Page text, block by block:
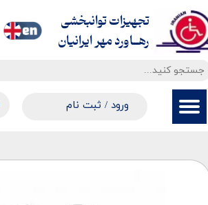
ورود / ثبت نام
حساب کاربری من
سفارشات
خروج از حساب کاربری
تجهیزات توانبخشی
​​​​​​​رهــاورد مهر ایرانیان